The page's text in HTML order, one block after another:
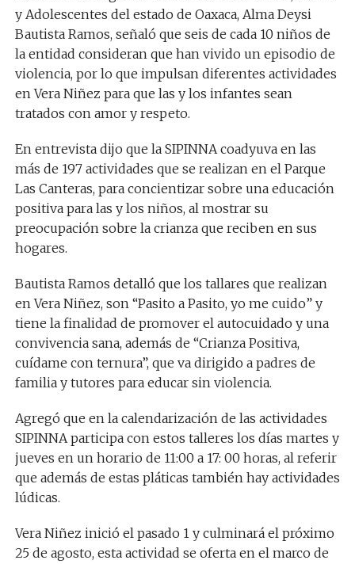
y Adolescentes del estado de Oaxaca, Alma Deysi
Bautista Ramos, señaló que seis de cada 10 niños de
la entidad consideran que han vivido un episodio de
violencia, por lo que impulsan diferentes actividades
en Vera Niñez para que las y los infantes sean
tratados con amor y respeto.
En entrevista dijo que la SIPINNA coadyuva en las
más de 197 actividades que se realizan en el Parque
Las Canteras, para concientizar sobre una educación
positiva para las y los niños, al mostrar su
preocupación sobre la crianza que reciben en sus
hogares.
Bautista Ramos detalló que los tallares que realizan
en Vera Niñez, son “Pasito a Pasito, yo me cuido” y
tiene la finalidad de promover el autocuidado y una
convivencia sana, además de “Crianza Positiva,
cuídame con ternura”, que va dirigido a padres de
familia y tutores para educar sin violencia.
Agregó que en la calendarización de las actividades
SIPINNA participa con estos talleres los días martes y
jueves en un horario de 11:00 a 17: 00 horas, al referir
que además de estas pláticas también hay actividades
lúdicas.
Vera Niñez inició el pasado 1 y culminará el próximo
25 de agosto, esta actividad se oferta en el marco de